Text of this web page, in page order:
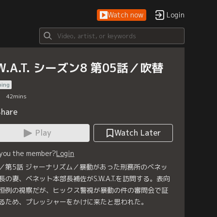
Watch now Login
シーズン8 第05話／吹替
42mins
Play
Watch Later
the member?Login
第5話 ジャーナリズム／暴動があった刑務所のベネッ
の妻、ベネット本部長補佐がS.W.A.T.を訪問する。表向
例の視察だが、ヒックス警視が暴動の件の審問会で証
ため、プレッシャーをかけに来たと思われた。